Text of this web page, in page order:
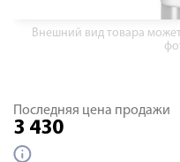
Внешний вид товара
Последняя цена продажи
3 430